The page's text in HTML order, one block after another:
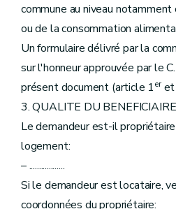
commune au niveau
ou de la consommation
Un formulaire délivré par la
sur l'honneur approuvée par le
présent document (article 1eret
3. QUALITE DU BENEFICIAIRE
Le demandeur est-il
logement:
– ..................
Si le demandeur est locataire,
coordonnées du propriétaire: